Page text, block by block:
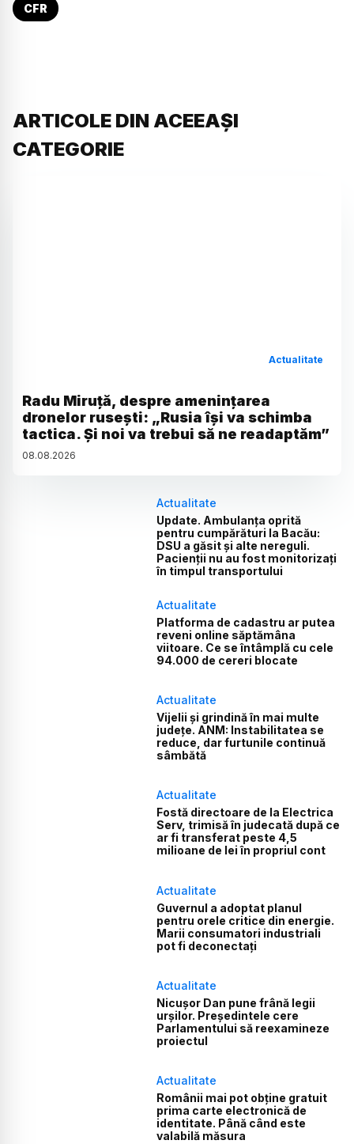
CFR
ARTICOLE DIN ACEEAȘI
CATEGORIE
Actualitate
Radu Miruță, despre amenințarea
dronelor rusești: „Rusia își va schimba
tactica. Și noi va trebui să ne readaptăm”
08.08.2026
Actualitate
Update. Ambulanța oprită
pentru cumpărături la Bacău:
DSU a găsit și alte nereguli.
Pacienții nu au fost monitorizați
în timpul transportului
Actualitate
Platforma de cadastru ar putea
reveni online săptămâna
viitoare. Ce se întâmplă cu cele
94.000 de cereri blocate
Actualitate
Vijelii și grindină în mai multe
județe. ANM: Instabilitatea se
reduce, dar furtunile continuă
sâmbătă
Actualitate
Fostă directoare de la Electrica
Serv, trimisă în judecată după ce
ar fi transferat peste 4,5
milioane de lei în propriul cont
Actualitate
Guvernul a adoptat planul
pentru orele critice din energie.
Marii consumatori industriali
pot fi deconectați
Actualitate
Nicușor Dan pune frână legii
urșilor. Președintele cere
Parlamentului să reexamineze
proiectul
Actualitate
Românii mai pot obține gratuit
prima carte electronică de
identitate. Până când este
valabilă măsura